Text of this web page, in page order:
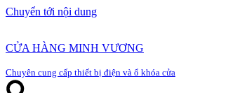
Chuyển tới nội dung
CỬA HÀNG MINH VƯƠNG
Chuyên cung cấp thiết bị điện và ổ khóa cửa